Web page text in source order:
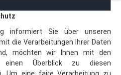
informiert Sie über unseren
die Verarbeitungen Ihrer Daten
möchten wir Ihnen mit den
einen Überblick zu diesen
Um eine faire Verarbeitung zu
diese Datenschutzerklärung